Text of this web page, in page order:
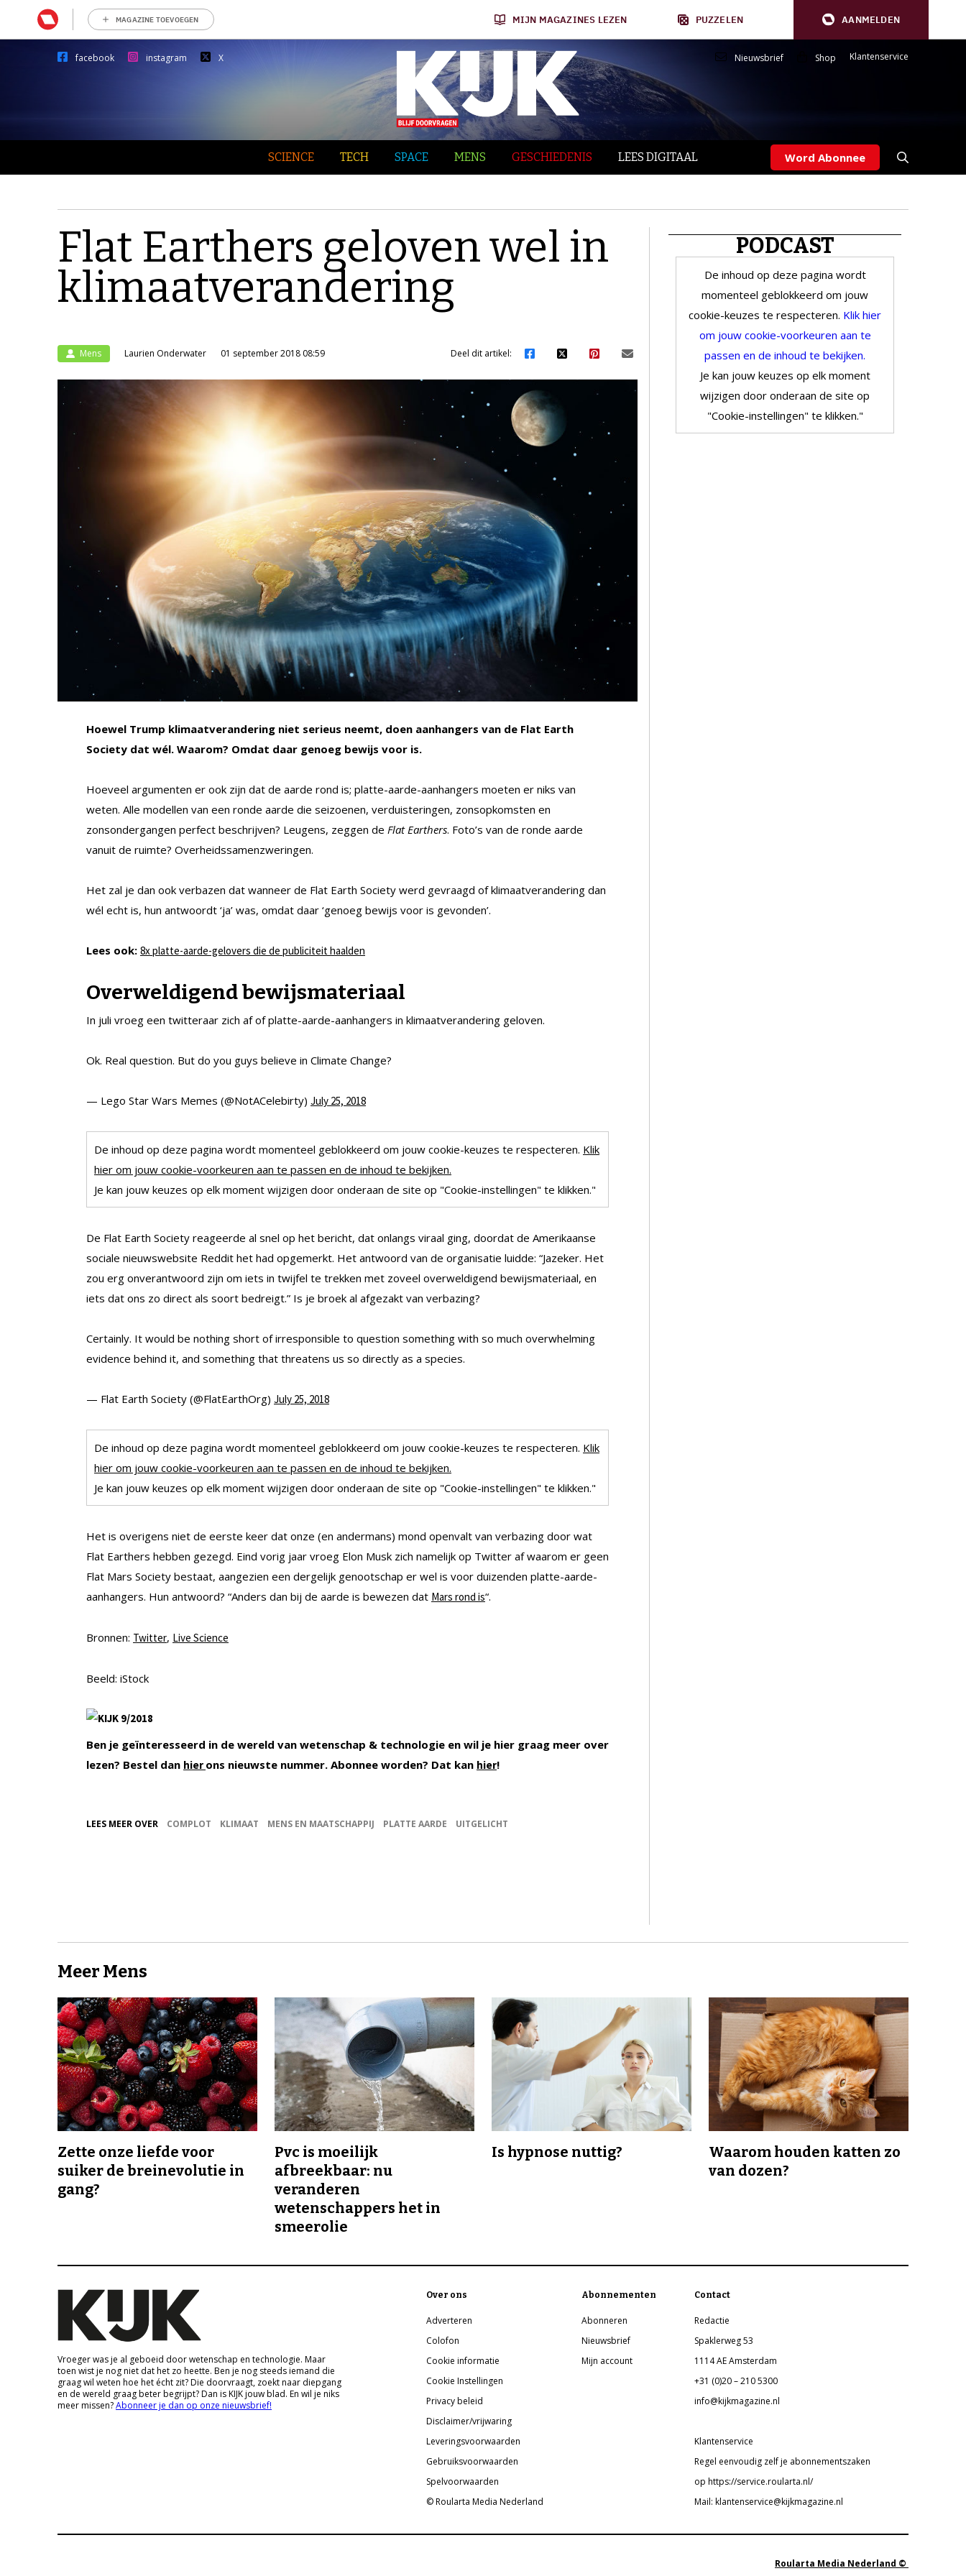
MAGAZINE TOEVOEGEN MIJN MAGAZINES LEZEN PUZZELEN AANMELDEN
facebook instagram X Nieuwsbrief Shop Klantenservice
SCIENCE TECH SPACE MENS GESCHIEDENIS LEES DIGITAAL Word Abonnee
Flat Earthers geloven wel in
klimaatverandering
Mens Laurien Onderwater 01 september 2018 08:59 Deel dit artikel:
Hoewel Trump klimaatverandering niet serieus neemt, doen aanhangers van de Flat Earth
Society dat wél. Waarom? Omdat daar genoeg bewijs voor is.
Hoeveel argumenten er ook zijn dat de aarde rond is; platte-aarde-aanhangers moeten er niks van
weten. Alle modellen van een ronde aarde die seizoenen, verduisteringen, zonsopkomsten en
zonsondergangen perfect beschrijven? Leugens, zeggen de Flat Earthers. Foto’s van de ronde aarde
vanuit de ruimte? Overheidssamenzweringen.
Het zal je dan ook verbazen dat wanneer de Flat Earth Society werd gevraagd of klimaatverandering dan
wél echt is, hun antwoordt ‘ja’ was, omdat daar ‘genoeg bewijs voor is gevonden’.
Lees ook: 8x platte-aarde-gelovers die de publiciteit haalden
Overweldigend bewijsmateriaal
In juli vroeg een twitteraar zich af of platte-aarde-aanhangers in klimaatverandering geloven.
Ok. Real question. But do you guys believe in Climate Change?
— Lego Star Wars Memes (@NotACelebirty) July 25, 2018
De inhoud op deze pagina wordt momenteel geblokkeerd om jouw cookie-keuzes te respecteren. Klik
hier om jouw cookie-voorkeuren aan te passen en de inhoud te bekijken.
Je kan jouw keuzes op elk moment wijzigen door onderaan de site op "Cookie-instellingen" te klikken."
De Flat Earth Society reageerde al snel op het bericht, dat onlangs viraal ging, doordat de Amerikaanse
sociale nieuwswebsite Reddit het had opgemerkt. Het antwoord van de organisatie luidde: “Jazeker. Het
zou erg onverantwoord zijn om iets in twijfel te trekken met zoveel overweldigend bewijsmateriaal, en
iets dat ons zo direct als soort bedreigt.” Is je broek al afgezakt van verbazing?
Certainly. It would be nothing short of irresponsible to question something with so much overwhelming
evidence behind it, and something that threatens us so directly as a species.
— Flat Earth Society (@FlatEarthOrg) July 25, 2018
De inhoud op deze pagina wordt momenteel geblokkeerd om jouw cookie-keuzes te respecteren. Klik
hier om jouw cookie-voorkeuren aan te passen en de inhoud te bekijken.
Je kan jouw keuzes op elk moment wijzigen door onderaan de site op "Cookie-instellingen" te klikken."
Het is overigens niet de eerste keer dat onze (en andermans) mond openvalt van verbazing door wat
Flat Earthers hebben gezegd. Eind vorig jaar vroeg Elon Musk zich namelijk op Twitter af waarom er geen
Flat Mars Society bestaat, aangezien een dergelijk genootschap er wel is voor duizenden platte-aarde-
aanhangers. Hun antwoord? “Anders dan bij de aarde is bewezen dat Mars rond is“.
Bronnen: Twitter, Live Science
Beeld: iStock
Ben je geïnteresseerd in de wereld van wetenschap & technologie en wil je hier graag meer over
lezen? Bestel dan hier ons nieuwste nummer. Abonnee worden? Dat kan hier!
LEES MEER OVER COMPLOT KLIMAAT MENS EN MAATSCHAPPIJ PLATTE AARDE UITGELICHT
PODCAST
De inhoud op deze pagina wordt
momenteel geblokkeerd om jouw
cookie-keuzes te respecteren. Klik hier
om jouw cookie-voorkeuren aan te
passen en de inhoud te bekijken.
Je kan jouw keuzes op elk moment
wijzigen door onderaan de site op
"Cookie-instellingen" te klikken."
Meer Mens
Zette onze liefde voor
suiker de breinevolutie in
gang?
Pvc is moeilijk
afbreekbaar: nu
veranderen
wetenschappers het in
smeerolie
Is hypnose nuttig?
Waarom houden katten zo
van dozen?
Vroeger was je al geboeid door wetenschap en technologie. Maar
toen wist je nog niet dat het zo heette. Ben je nog steeds iemand die
graag wil weten hoe het écht zit? Die doorvraagt, zoekt naar diepgang
en de wereld graag beter begrijpt? Dan is KIJK jouw blad. En wil je niks
meer missen?Abonneer je dan op onze nieuwsbrief!
Over ons
Adverteren
Colofon
Cookie informatie
Cookie Instellingen
Privacy beleid
Disclaimer/vrijwaring
Leveringsvoorwaarden
Gebruiksvoorwaarden
Spelvoorwaarden
© Roularta Media Nederland
Abonnementen
Abonneren
Nieuwsbrief
Mijn account
Contact
Redactie
Spaklerweg 53
1114 AE Amsterdam
+31 (0)20 – 210 5300
info@kijkmagazine.nl
Klantenservice
Regel eenvoudig zelf je abonnementszaken
op https://service.roularta.nl/
Mail: klantenservice@kijkmagazine.nl
Roularta Media Nederland ©